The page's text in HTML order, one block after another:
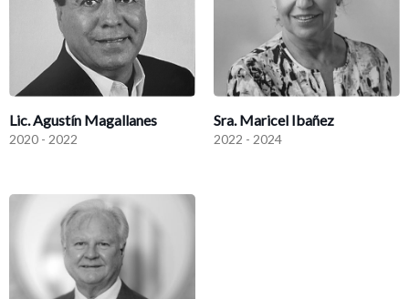
Lic. Agustín Magallanes
2020 - 2022
Sra. Maricel Ibañez
2022 - 2024